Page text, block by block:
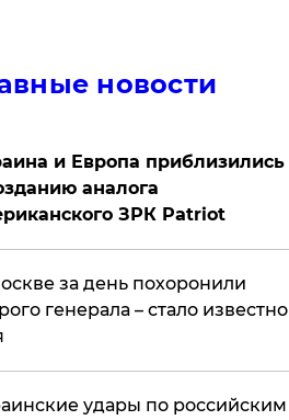
новости
и Европа приблизились
аналога
ЗРК Patriot
за день похоронили
генерала – стало известно
удары по российским